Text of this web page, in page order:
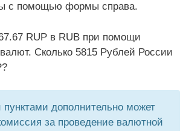
с помощью формы справа.
RUP в RUB при помощи
Сколько 5815 Рублей России
дополнительно может
за проведение валютной